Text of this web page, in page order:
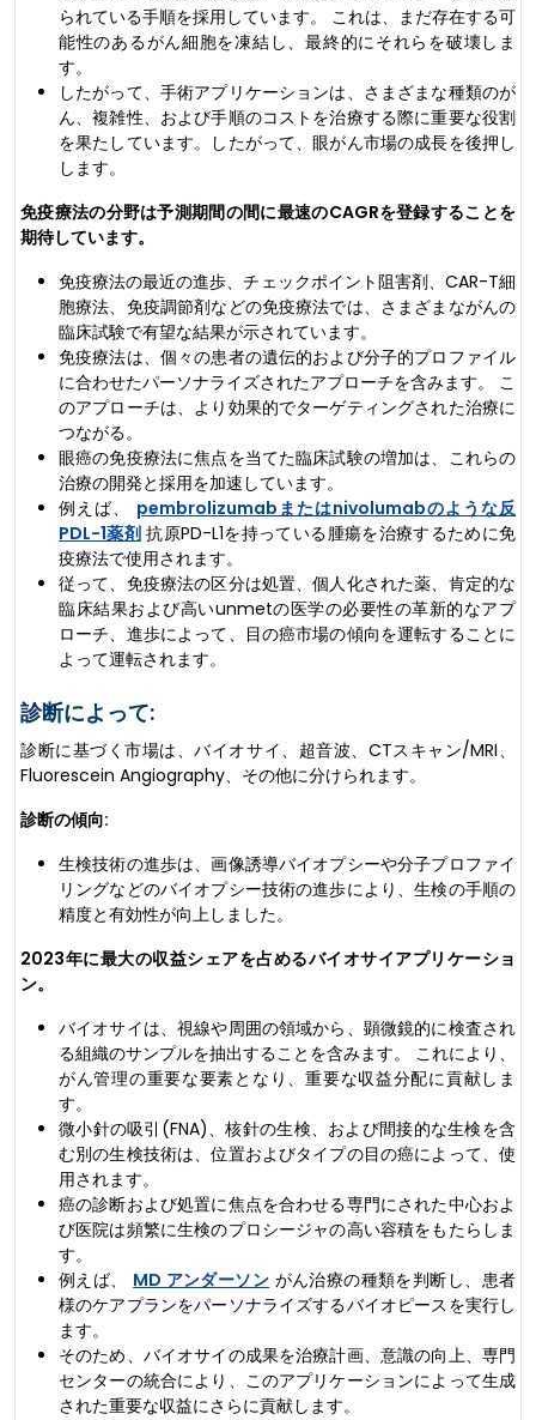
られている手順を採用しています。 これは、まだ存在する可
能性のあるがん細胞を凍結し、最終的にそれらを破壊しま
す。
したがって、手術アプリケーションは、さまざまな種類のが
ん、複雑性、および手順のコストを治療する際に重要な役割
を果たしています。したがって、眼がん市場の成長を後押し
します。
免疫療法の分野は予測期間の間に最速のCAGRを登録することを
期待しています。
免疫療法の最近の進歩、チェックポイント阻害剤、CAR-T細
胞療法、免疫調節剤などの免疫療法では、さまざまながんの
臨床試験で有望な結果が示されています。
免疫療法は、個々の患者の遺伝的および分子的プロファイル
に合わせたパーソナライズされたアプローチを含みます。 こ
のアプローチは、より効果的でターゲティングされた治療に
つながる。
眼癌の免疫療法に焦点を当てた臨床試験の増加は、これらの
治療の開発と採用を加速しています。
例えば、 pembrolizumabまたはnivolumabのような反
PDL-1薬剤 抗原PD-L1を持っている腫瘍を治療するために免
疫療法で使用されます。
従って、免疫療法の区分は処置、個人化された薬、肯定的な
臨床結果および高いunmetの医学の必要性の革新的なアプ
ローチ、進歩によって、目の癌市場の傾向を運転することに
よって運転されます。
診断によって:
診断に基づく市場は、バイオサイ、超音波、CTスキャン/MRI、
Fluorescein Angiography、その他に分けられます。
診断の傾向:
生検技術の進歩は、画像誘導バイオプシーや分子プロファイ
リングなどのバイオプシー技術の進歩により、生検の手順の
精度と有効性が向上しました。
2023年に最大の収益シェアを占めるバイオサイアプリケーショ
ン。
バイオサイは、視線や周囲の領域から、顕微鏡的に検査され
る組織のサンプルを抽出することを含みます。 これにより、
がん管理の重要な要素となり、重要な収益分配に貢献しま
す。
微小針の吸引(FNA)、核針の生検、および間接的な生検を含
む別の生検技術は、位置およびタイプの目の癌によって、使
用されます。
癌の診断および処置に焦点を合わせる専門にされた中心およ
び医院は頻繁に生検のプロシージャの高い容積をもたらしま
す。
例えば、 MD アンダーソン がん治療の種類を判断し、患者
様のケアプランをパーソナライズするバイオピースを実行し
ます。
そのため、バイオサイの成果を治療計画、意識の向上、専門
センターの統合により、このアプリケーションによって生成
された重要な収益にさらに貢献します。